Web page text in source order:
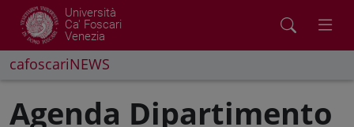
Università
Ca' Foscari
Venezia
cafoscariNEWS
Agenda Dipartimento